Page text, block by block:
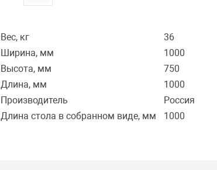
Вес, кг
36
Ширина, мм
1000
Высота, мм
750
Длина, мм
1000
Производитель
Россия
Длина стола в собранном виде, мм
1000